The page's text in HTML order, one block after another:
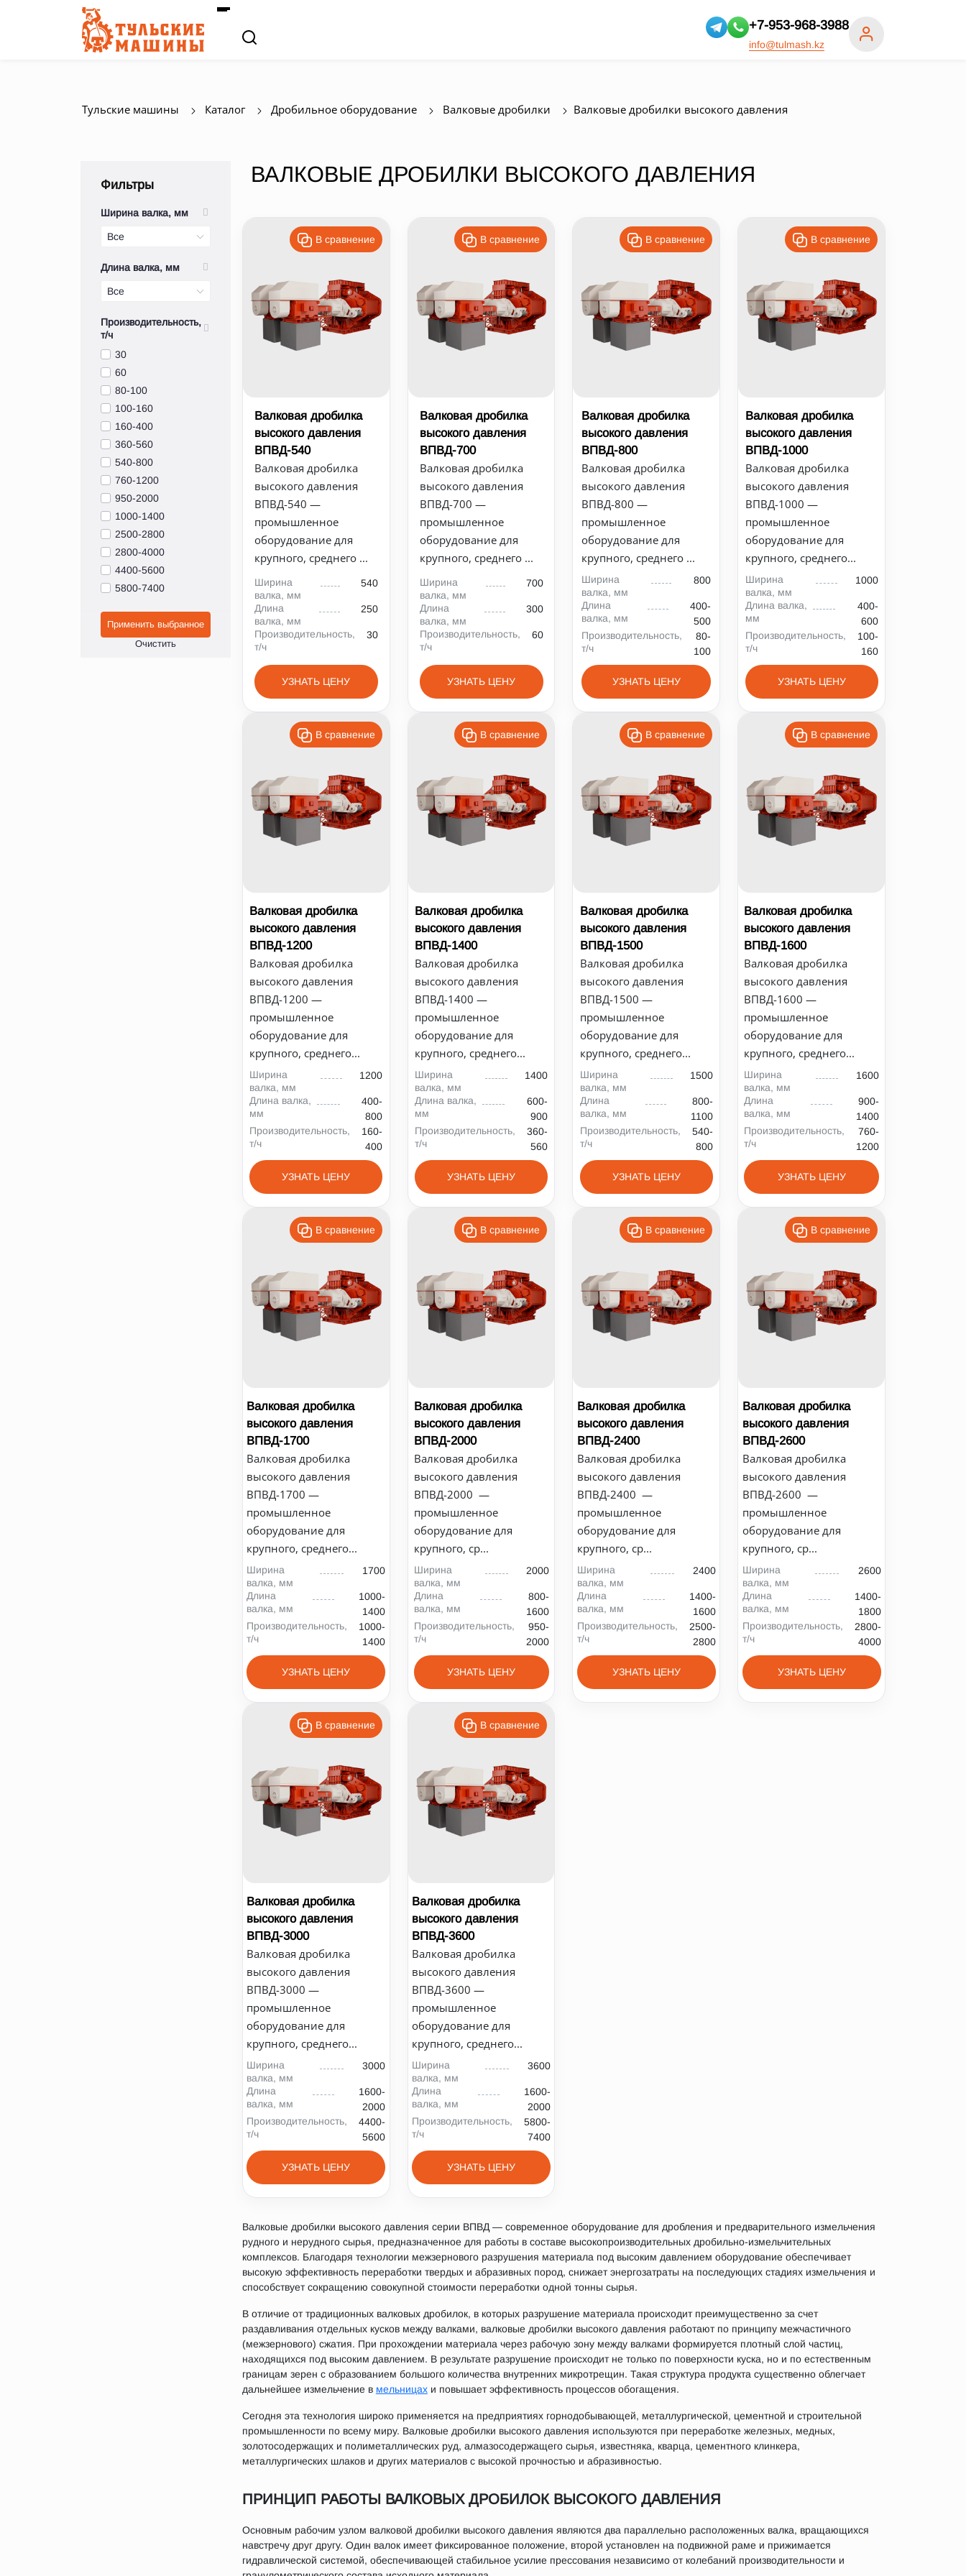
+7-953-968-3988
info@tulmash.kz
Тульские машины Каталог Дробильное оборудование Валковые дробилки Валковые дробилки высокого давления
Ширина валка, мм
Все
Длина валка, мм
Все
Производительность,
т/ч
30
60
80-100
100-160
160-400
360-560
540-800
760-1200
950-2000
1000-1400
2500-2800
2800-4000
4400-5600
5800-7400
ВАЛКОВЫЕ ДРОБИЛКИ ВЫСОКОГО ДАВЛЕНИЯ
В сравнение
Валковая дробилка
высокого давления
ВПВД-540
Валковая дробилка
высокого давления
ВПВД-540 —
промышленное
оборудование для
крупного, среднего ...
Ширина
валка, мм
540
Длина
валка, мм
250
Производительность,
т/ч
30
УЗНАТЬ ЦЕНУ
В сравнение
Валковая дробилка
высокого давления
ВПВД-700
Валковая дробилка
высокого давления
ВПВД-700 —
промышленное
оборудование для
крупного, среднего ...
Ширина
валка, мм
700
Длина
валка, мм
300
Производительность,
т/ч
60
УЗНАТЬ ЦЕНУ
В сравнение
Валковая дробилка
высокого давления
ВПВД-800
Валковая дробилка
высокого давления
ВПВД-800 —
промышленное
оборудование для
крупного, среднего ...
Ширина
валка, мм
800
Длина
валка, мм
400-
500
Производительность,
т/ч
80-
100
УЗНАТЬ ЦЕНУ
В сравнение
Валковая дробилка
высокого давления
ВПВД-1000
Валковая дробилка
высокого давления
ВПВД-1000 —
промышленное
оборудование для
крупного, среднего...
Ширина
валка, мм
1000
Длина валка,
мм
400-
600
Производительность,
т/ч
100-
160
УЗНАТЬ ЦЕНУ
В сравнение
Валковая дробилка
высокого давления
ВПВД-1200
Валковая дробилка
высокого давления
ВПВД-1200 —
промышленное
оборудование для
крупного, среднего...
Ширина
валка, мм
1200
Длина валка,
мм
400-
800
Производительность,
т/ч
160-
400
УЗНАТЬ ЦЕНУ
В сравнение
Валковая дробилка
высокого давления
ВПВД-1400
Валковая дробилка
высокого давления
ВПВД-1400 —
промышленное
оборудование для
крупного, среднего...
Ширина
валка, мм
1400
Длина валка,
мм
600-
900
Производительность,
т/ч
360-
560
УЗНАТЬ ЦЕНУ
В сравнение
Валковая дробилка
высокого давления
ВПВД-1500
Валковая дробилка
высокого давления
ВПВД-1500 —
промышленное
оборудование для
крупного, среднего...
Ширина
валка, мм
1500
Длина
валка, мм
800-
1100
Производительность,
т/ч
540-
800
УЗНАТЬ ЦЕНУ
В сравнение
Валковая дробилка
высокого давления
ВПВД-1600
Валковая дробилка
высокого давления
ВПВД-1600 —
промышленное
оборудование для
крупного, среднего...
Ширина
валка, мм
1600
Длина
валка, мм
900-
1400
Производительность,
т/ч
760-
1200
УЗНАТЬ ЦЕНУ
В сравнение
Валковая дробилка
высокого давления
ВПВД-1700
Валковая дробилка
высокого давления
ВПВД-1700 —
промышленное
оборудование для
крупного, среднего...
Ширина
валка, мм
1700
Длина
валка, мм
1000-
1400
Производительность,
т/ч
1000-
1400
УЗНАТЬ ЦЕНУ
В сравнение
Валковая дробилка
высокого давления
ВПВД-2000
Валковая дробилка
высокого давления
ВПВД-2000 —
промышленное
оборудование для
крупного, ср...
Ширина
валка, мм
2000
Длина
валка, мм
800-
1600
Производительность,
т/ч
950-
2000
УЗНАТЬ ЦЕНУ
В сравнение
Валковая дробилка
высокого давления
ВПВД-2400
Валковая дробилка
высокого давления
ВПВД-2400 —
промышленное
оборудование для
крупного, ср...
Ширина
валка, мм
2400
Длина
валка, мм
1400-
1600
Производительность,
т/ч
2500-
2800
УЗНАТЬ ЦЕНУ
В сравнение
Валковая дробилка
высокого давления
ВПВД-2600
Валковая дробилка
высокого давления
ВПВД-2600 —
промышленное
оборудование для
крупного, ср...
Ширина
валка, мм
2600
Длина
валка, мм
1400-
1800
Производительность,
т/ч
2800-
4000
УЗНАТЬ ЦЕНУ
В сравнение
Валковая дробилка
высокого давления
ВПВД-3000
Валковая дробилка
высокого давления
ВПВД-3000 —
промышленное
оборудование для
крупного, среднего...
Ширина
валка, мм
3000
Длина
валка, мм
1600-
2000
Производительность,
т/ч
4400-
5600
УЗНАТЬ ЦЕНУ
В сравнение
Валковая дробилка
высокого давления
ВПВД-3600
Валковая дробилка
высокого давления
ВПВД-3600 —
промышленное
оборудование для
крупного, среднего...
Ширина
валка, мм
3600
Длина
валка, мм
1600-
2000
Производительность,
т/ч
5800-
7400
УЗНАТЬ ЦЕНУ
Валковые дробилки высокого давления серии ВПВД — современное оборудование для дробления и предварительного измельчения
рудного и нерудного сырья, предназначенное для работы в составе высокопроизводительных дробильно-измельчительных
комплексов. Благодаря технологии межзернового разрушения материала под высоким давлением оборудование обеспечивает
высокую эффективность переработки твердых и абразивных пород, снижает энергозатраты на последующих стадиях измельчения и
способствует сокращению совокупной стоимости переработки одной тонны сырья.
В отличие от традиционных валковых дробилок, в которых разрушение материала происходит преимущественно за счет
раздавливания отдельных кусков между валками, валковые дробилки высокого давления работают по принципу межчастичного
(межзернового) сжатия. При прохождении материала через рабочую зону между валками формируется плотный слой частиц,
находящихся под высоким давлением. В результате разрушение происходит не только по поверхности куска, но и по естественным
границам зерен с образованием большого количества внутренних микротрещин. Такая структура продукта существенно облегчает
дальнейшее измельчение в мельницахи повышает эффективность процессов обогащения.
Сегодня эта технология широко применяется на предприятиях горнодобывающей, металлургической, цементной и строительной
промышленности по всему миру. Валковые дробилки высокого давления используются при переработке железных, медных,
золотосодержащих и полиметаллических руд, алмазосодержащего сырья, известняка, кварца, цементного клинкера,
металлургических шлаков и других материалов с высокой прочностью и абразивностью.
ПРИНЦИП РАБОТЫ ВАЛКОВЫХ ДРОБИЛОК ВЫСОКОГО ДАВЛЕНИЯ
Основным рабочим узлом валковой дробилки высокого давления являются два параллельно расположенных валка, вращающихся
навстречу друг другу. Один валок имеет фиксированное положение, второй установлен на подвижной раме и прижимается
гидравлической системой, обеспечивающей стабильное усилие прессования независимо от колебаний производительности и